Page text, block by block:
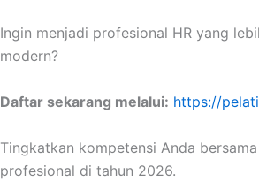
Ingin menjadi profesional HR yang
modern?
Daftar sekarang melalui: https://
Tingkatkan kompetensi Anda bersama
profesional di tahun 2026.